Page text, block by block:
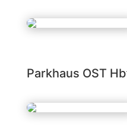
Parkhaus OST